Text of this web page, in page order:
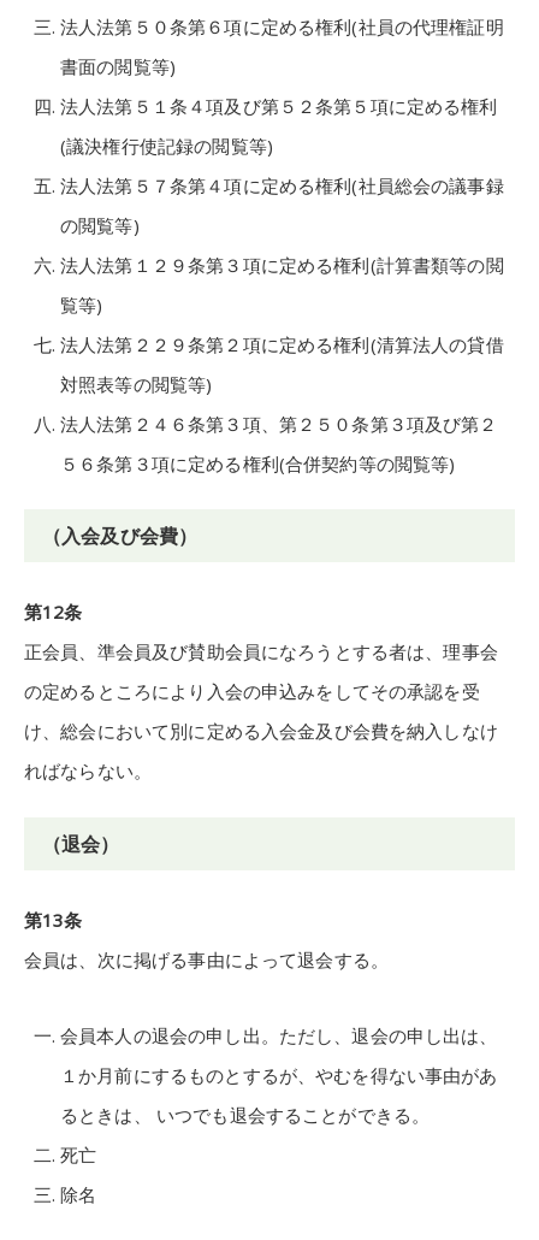
法人法第５０条第６項に定める権利(社員の代理権証明
書面の閲覧等)
法人法第５１条４項及び第５２条第５項に定める権利
(議決権行使記録の閲覧等)
法人法第５７条第４項に定める権利(社員総会の議事録
の閲覧等)
法人法第１２９条第３項に定める権利(計算書類等の閲
覧等)
法人法第２２９条第２項に定める権利(清算法人の貸借
対照表等の閲覧等)
法人法第２４６条第３項、第２５０条第３項及び第２
５６条第３項に定める権利(合併契約等の閲覧等)
（入会及び会費）
第12条
正会員、準会員及び賛助会員になろうとする者は、理事会
の定めるところにより入会の申込みをしてその承認を受
け、総会において別に定める入会金及び会費を納入しなけ
ればならない。
（退会）
第13条
会員は、次に掲げる事由によって退会する。
会員本人の退会の申し出。ただし、退会の申し出は、
１か月前にするものとするが、やむを得ない事由があ
るときは、 いつでも退会することができる。
死亡
除名